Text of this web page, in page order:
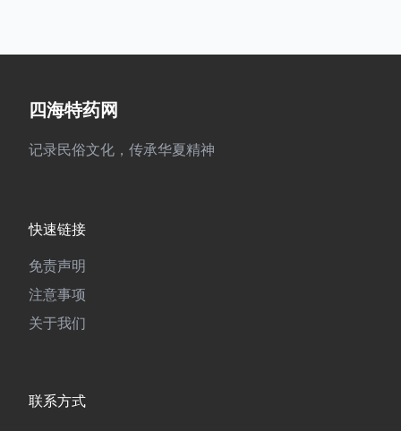
四海特药网
记录民俗文化，传承华夏精神
快速链接
免责声明
注意事项
关于我们
联系方式